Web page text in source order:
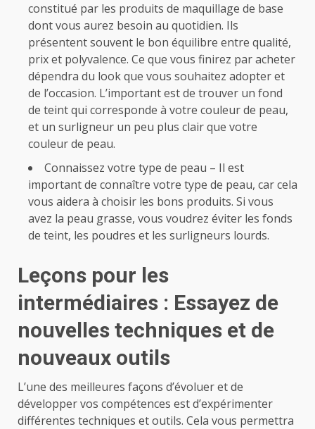
constitué par les produits de maquillage de base
dont vous aurez besoin au quotidien. Ils
présentent souvent le bon équilibre entre qualité,
prix et polyvalence. Ce que vous finirez par acheter
dépendra du look que vous souhaitez adopter et
de l’occasion. L’important est de trouver un fond
de teint qui corresponde à votre couleur de peau,
et un surligneur un peu plus clair que votre
couleur de peau.
Connaissez votre type de peau – Il est
important de connaître votre type de peau, car cela
vous aidera à choisir les bons produits. Si vous
avez la peau grasse, vous voudrez éviter les fonds
de teint, les poudres et les surligneurs lourds.
Leçons pour les
intermédiaires : Essayez de
nouvelles techniques et de
nouveaux outils
L’une des meilleures façons d’évoluer et de
développer vos compétences est d’expérimenter
différentes techniques et outils. Cela vous permettra